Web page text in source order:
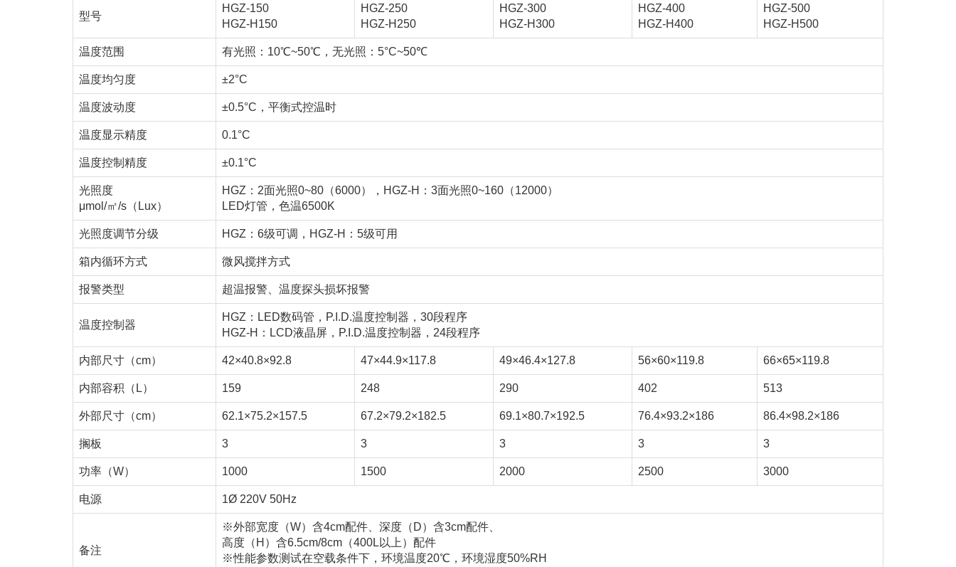
型号
HGZ-150
HGZ-H150
HGZ-250
HGZ-H250
HGZ-300
HGZ-H300
HGZ-400
HGZ-H400
HGZ-500
HGZ-H500
温度范围 有光照：10℃~50℃，无光照：5°C~50℃
温度均匀度 ±2°C
温度波动度 ±0.5°C，平衡式控温时
温度显示精度 0.1°C
温度控制精度 ±0.1°C
光照度
μmol/㎡/s（Lux）
HGZ：2面光照0~80（6000），HGZ-H：3面光照0~160（12000）
LED灯管，色温6500K
光照度调节分级 HGZ：6级可调，HGZ-H：5级可用
箱内循环方式 微风搅拌方式
报警类型 超温报警、温度探头损坏报警
温度控制器
HGZ：LED数码管，P.I.D.温度控制器，30段程序
HGZ-H：LCD液晶屏，P.I.D.温度控制器，24段程序
内部尺寸（cm） 42×40.8×92.8 47×44.9×117.8 49×46.4×127.8 56×60×119.8 66×65×119.8
内部容积（L） 159 248 290 402 513
外部尺寸（cm） 62.1×75.2×157.5 67.2×79.2×182.5 69.1×80.7×192.5 76.4×93.2×186 86.4×98.2×186
搁板 3 3 3 3 3
功率（W） 1000 1500 2000 2500 3000
电源 1Ø 220V 50Hz
备注
※外部宽度（W）含4cm配件、深度（D）含3cm配件、
高度（H）含6.5cm/8cm（400L以上）配件
※性能参数测试在空载条件下，环境温度20℃，环境湿度50%RH